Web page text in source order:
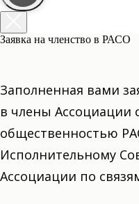
Заявка на членство в РАСО
Заполненная вами
в члены Ассоциации
общественностью
Исполнительному
Ассоциации по